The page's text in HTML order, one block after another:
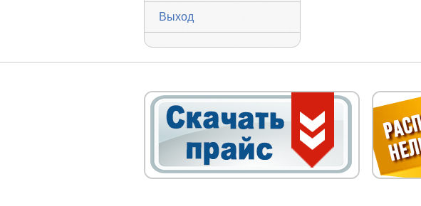
Выход